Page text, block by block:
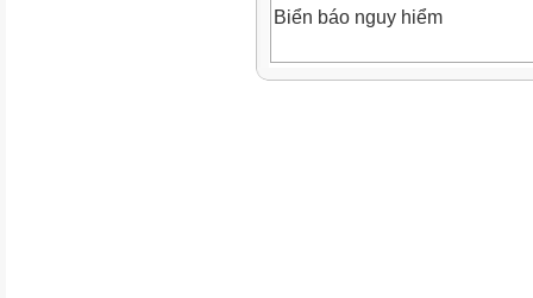
Biển báo nguy hiểm